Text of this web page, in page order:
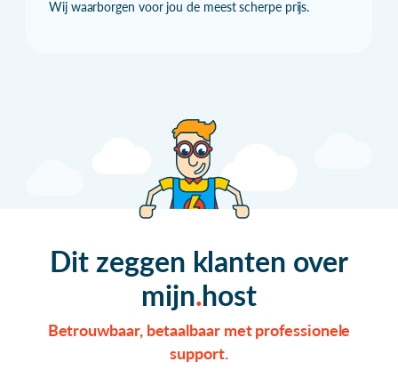
Wij waarborgen voor jou de meest scherpe prijs.
Dit zeggen klanten over
mijn host
Betrouwbaar, betaalbaar met professionele
support.